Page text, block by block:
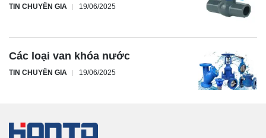
TIN CHUYÊN GIA 19/06/2025
Các loại van khóa nước
TIN CHUYÊN GIA 19/06/2025